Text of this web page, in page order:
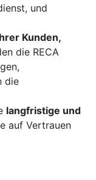
und
Kunden,
die RECA
die
langfristige und
auf Vertrauen